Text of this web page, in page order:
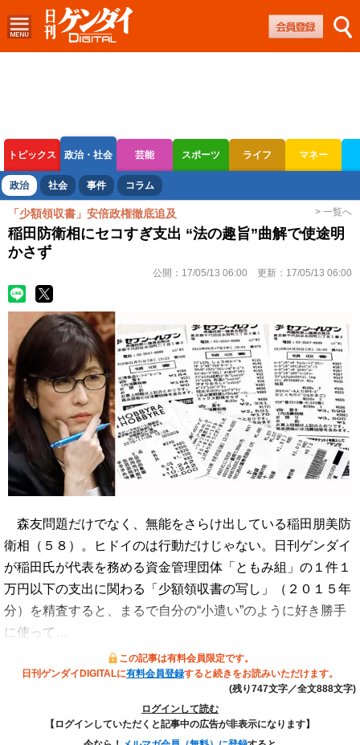
トピックス 政治・社会 芸能 スポーツ ライフ マネー
ボートレース 競輪 オートレース
政治 社会 事件 コラム
「少額領収書」安倍政権徹底追及 > 一覧へ
稲田防衛相にセコすぎ支出 “法の趣旨”曲解で使途明
かさず
公開： 17/05/13 06:00 更新： 17/05/13 06:00
森友問題だけでなく、無能をさらけ出している稲田朋美防
衛相（５８）。ヒドイのは行動だけじゃない。日刊ゲンダイ
が稲田氏が代表を務める資金管理団体「ともみ組」の１件１
万円以下の支出に関わる「少額領収書の写し」（２０１５年
分）を精査すると、まるで自分の“小遣い”のように好き勝手
に使って…
この記事は有料会員限定です。
日刊ゲンダイDIGITALに有料会員登録すると続きをお読みいただけます。
(残り747文字／全文888文字)
ログインして読む
【ログインしていただくと記事中の広告が非表示になります】